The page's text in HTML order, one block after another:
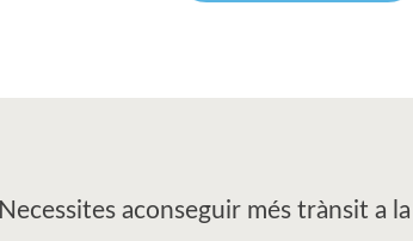
Necessites aconseguir més trànsit a